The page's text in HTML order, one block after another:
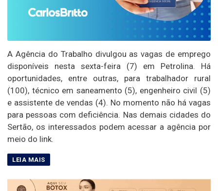
A Agência do Trabalho divulgou as vagas de emprego
disponíveis nesta sexta-feira (7) em Petrolina. Há
oportunidades, entre outras, para trabalhador rural
(100), técnico em saneamento (5), engenheiro civil (5)
e assistente de vendas (4). No momento não há vagas
para pessoas com deficiência. Nas demais cidades do
Sertão, os interessados podem acessar a agência por
meio do link.